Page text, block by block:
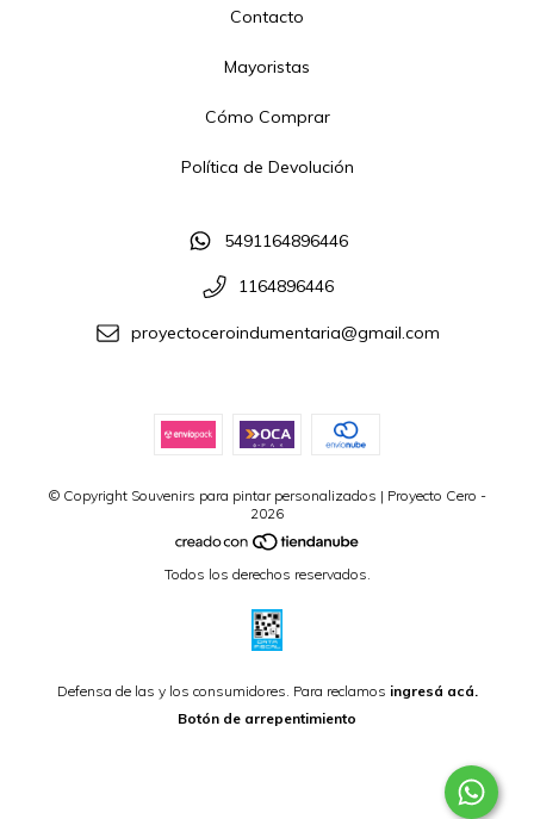
Contacto
Mayoristas
Cómo Comprar
Política de Devolución
5491164896446
1164896446
proyectoceroindumentaria@gmail.com
© Copyright Souvenirs para pintar personalizados | Proyecto Cero -
2026
Todos los derechos reservados.
Defensa de las y los consumidores. Para reclamos ingresá acá.
Botón de arrepentimiento